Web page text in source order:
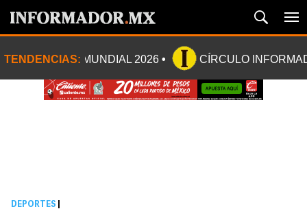
TENDENCIAS: MUNDIAL 2026 CÍRCULO
DEPORTES